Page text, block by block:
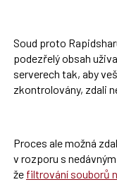
Soud proto
podezřelý obsah
serverech tak, aby
zkontrolovány, zdali
Proces ale možná
v rozporu s
že filtrování souborů